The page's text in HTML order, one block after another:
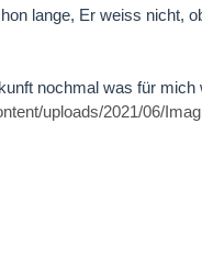
lange, Er weiss nicht,
nochmal was für mich
uploads/2021/06/